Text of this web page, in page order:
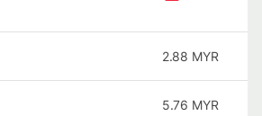
2.88 MYR
5.76 MYR